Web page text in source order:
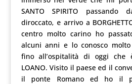
SANTO SPIRITO passando
diroccato, e arrivo a
centro molto carino ho
alcuni anni e lo conosco
fino all’ospitalità di oggi che
LOANO. Visito il paese ed il
il ponte Romano ed ho il